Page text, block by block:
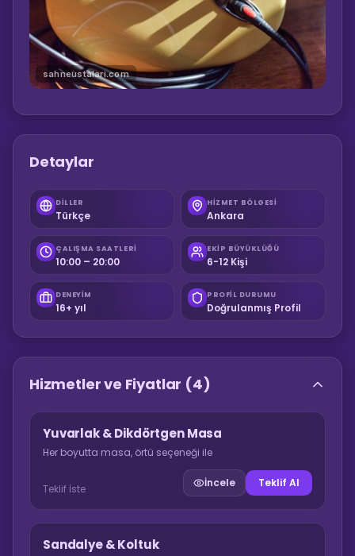
sahneustalari.com
Detaylar
DILLER
Türkçe
HIZMET BÖLGESI
Ankara
ÇALIŞMA SAATLERI
10:00 – 20:00
EKIP BÜYÜKLÜĞÜ
6-12 Kişi
DENEYIM
16+ yıl
PROFIL DURUMU
Doğrulanmış Profil
Hizmetler ve Fiyatlar (4)
Yuvarlak & Dikdörtgen Masa
Her boyutta masa, örtü seçeneği ile
Teklif İste İncele Teklif Al
Sandalye & Koltuk